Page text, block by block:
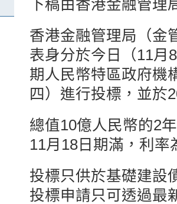
下稿由香港金融管理
香港金融管理局（金
表身分於今日（11月
期人民幣特區政府機
四）進行投標，並於
總值10億人民幣的2
11月18日期滿，利
投標只供於基礎建設
投標申請只可透過最